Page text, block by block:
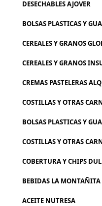
DESECHABLES AJOVER
BOLSAS PLASTICAS Y
CEREALES Y GRANOS
CEREALES Y GRANOS
CREMAS PASTELERAS
COSTILLAS Y OTRAS
BOLSAS PLASTICAS Y
COSTILLAS Y OTRAS
COBERTURA Y CHIPS
BEBIDAS LA MONTAÑITA
ACEITE NUTRESA